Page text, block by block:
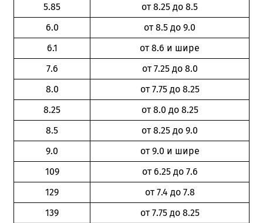
5.85
от 8.25 до 8.5
6.0
от 8.5 до 9.0
6.1
от 8.6 и шире
7.6
от 7.25 до 8.0
8.0
от 7.75 до 8.25
8.25
от 8.0 до 8.25
8.5
от 8.25 до 9.0
9.0
от 9.0 и шире
109
от 6.25 до 7.6
129
от 7.4 до 7.8
139
от 7.75 до 8.25